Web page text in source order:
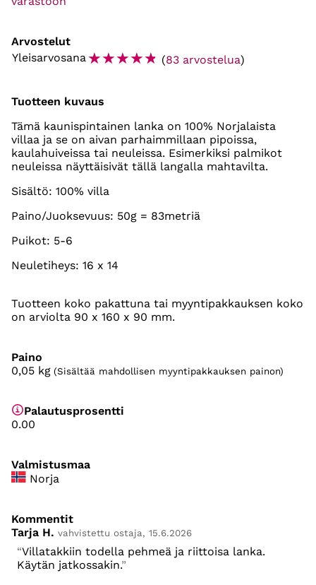
Arvostelut
Yleisarvosana☆☆☆☆☆ (83 arvostelua)
Tuotteen kuvaus
Tämä kaunispintainen lanka on 100% Norjalaista
villaa ja se on aivan parhaimmillaan pipoissa,
kaulahuiveissa tai neuleissa. Esimerkiksi palmikot
neuleissa näyttäisivät tällä langalla mahtavilta.
Sisältö: 100% villa
Paino/Juoksevuus: 50g = 83metriä
Puikot: 5-6
Neuletiheys: 16 x 14
Tuotteen koko pakattuna tai myyntipakkauksen koko
on arviolta 90 x 160 x 90 mm.
Paino
0,05 kg (Sisältää mahdollisen myyntipakkauksen painon)
Palautusprosentti
0.00
Valmistusmaa
Norja
Kommentit
Tarja H. vahvistettu ostaja, 15.6.2026
Villatakkiin todella pehmeä ja riittoisa lanka.
Käytän jatkossakin.